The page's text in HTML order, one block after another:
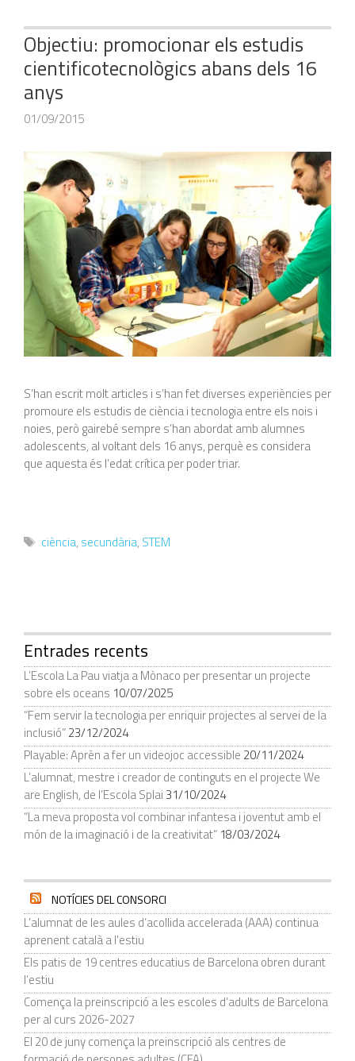
Objectiu: promocionar els estudis
cientificotecnològics abans dels 16
anys
01/09/2015
S’han escrit molt articles i s’han fet diverses experiències per
promoure els estudis de ciència i tecnologia entre els nois i
noies, però gairebé sempre s’han abordat amb alumnes
adolescents, al voltant dels 16 anys, perquè es considera
que aquesta és l’edat crítica per poder triar.
Etiquetes
ciència, secundària, STEM
Entrades recents
L’Escola La Pau viatja a Mònaco per presentar un projecte
sobre els oceans 10/07/2025
“Fem servir la tecnologia per enriquir projectes al servei de la
inclusió”23/12/2024
Playable: Aprèn a fer un videojoc accessible 20/11/2024
L’alumnat, mestre i creador de continguts en el projecte We
are English, de l’Escola Splai 31/10/2024
“La meva proposta vol combinar infantesa i joventut amb el
món de la imaginació i de la creativitat” 18/03/2024
NOTÍCIES DEL CONSORCI
L’alumnat de les aules d’acollida accelerada (AAA) continua
aprenent català a l'estiu
Els patis de 19 centres educatius de Barcelona obren durant
l’estiu
Comença la preinscripció a les escoles d’adults de Barcelona
per al curs 2026-2027
El 20 de juny comença la preinscripció als centres de